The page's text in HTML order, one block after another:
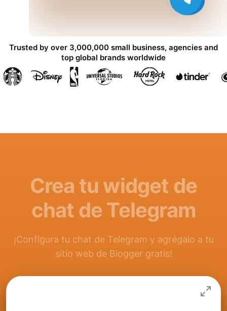
Trusted by over 3,000,000 small business, agencies and
top global brands worldwide
Crea tu widget de
chat de Telegram
¡Configura tu chat de Telegram y agrégalo a tu
sitio web de Blogger gratis!